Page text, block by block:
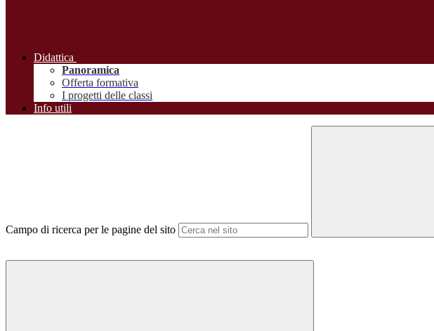
Didattica
Panoramica
Offerta formativa
I progetti delle classi
Info utili
Campo di ricerca per le pagine del sito